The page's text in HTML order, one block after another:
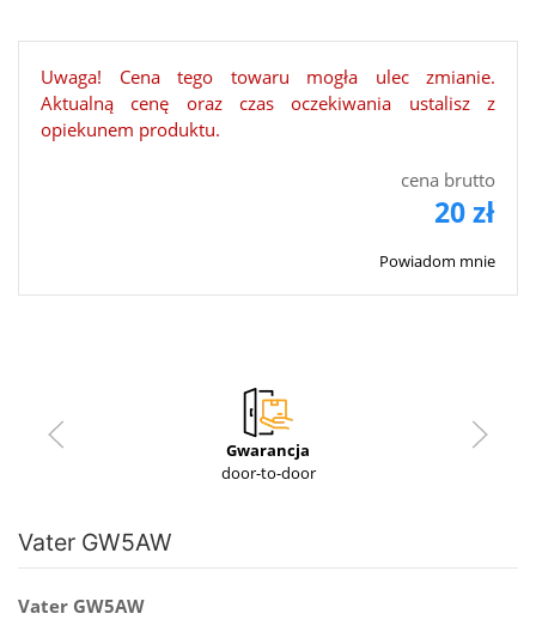
Uwaga! Cena tego towaru mogła ulec zmianie.
Aktualną cenę oraz czas oczekiwania ustalisz z
opiekunem produktu.
cena brutto
20 zł
Powiadom mnie
Gwarancja
door-to-door
Vater GW5AW
Vater GW5AW